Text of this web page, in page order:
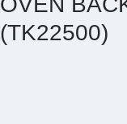
(TK22500)